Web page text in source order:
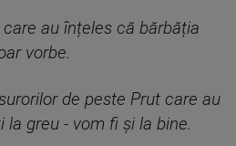
au înțeles că bărbăția
vorbe.
de peste Prut care au
greu - vom fi și la bine.